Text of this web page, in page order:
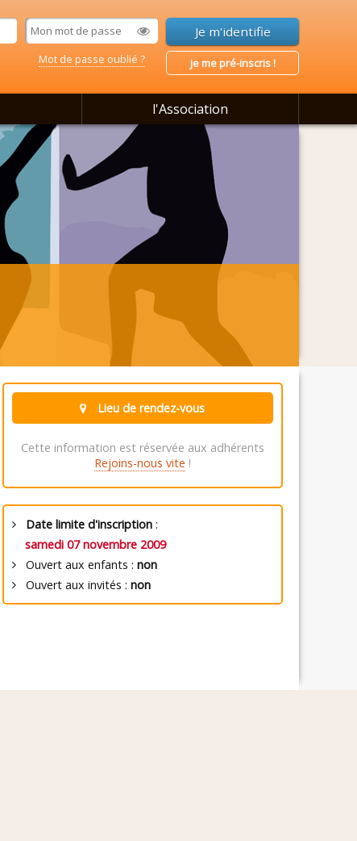
Mot de passe oublié ? je me pré-inscris !
l'Association
Lieu de rendez-vous
Cette information est réservée aux adhérents
Rejoins-nous vite !
Date limite d'inscription:
samedi 07 novembre 2009
Ouvert aux enfants : non
Ouvert aux invités : non